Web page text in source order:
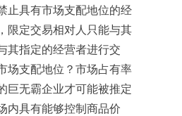
止具有市场支配地位的经
限定交易相对人只能与其
其指定的经营者进行交
场支配地位？市场占有率
巨无霸企业才可能被推定
内具有能够控制商品价